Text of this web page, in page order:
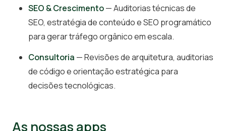
SEO & Crescimento— Auditorias técnicas de
SEO, estratégia de conteúdo e SEO programático
para gerar tráfego orgânico em escala.
Consultoria — Revisões de arquitetura, auditorias
de código e orientação estratégica para
decisões tecnológicas.
As nossas apps